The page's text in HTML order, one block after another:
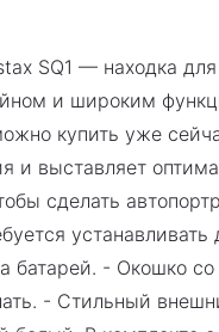
SQ1 — находка
и широким
купить уже
и выставляет
сделать
батарей. - Окошко
- Стильный